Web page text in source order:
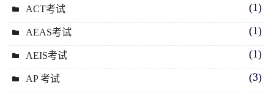
ACT考试 (1)
AEAS考试 (1)
AEIS考试 (1)
AP 考试 (3)